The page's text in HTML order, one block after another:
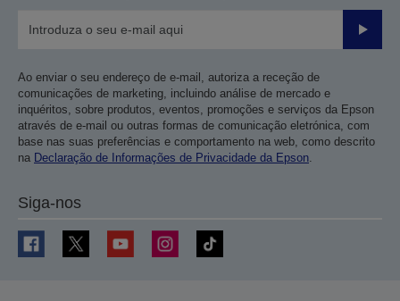
Enviar
Ao enviar o seu endereço de e-mail, autoriza a receção de
comunicações de marketing, incluindo análise de mercado e
inquéritos, sobre produtos, eventos, promoções e serviços da Epson
através de e-mail ou outras formas de comunicação eletrónica, com
base nas suas preferências e comportamento na web, como descrito
na Declaração de Informações de Privacidade da Epson
Siga-nos